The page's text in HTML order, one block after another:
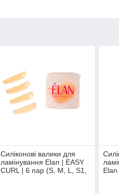
Силіконові валики для
ламінування Elan | EASY
CURL | 6 пар (S, M, L, S1,